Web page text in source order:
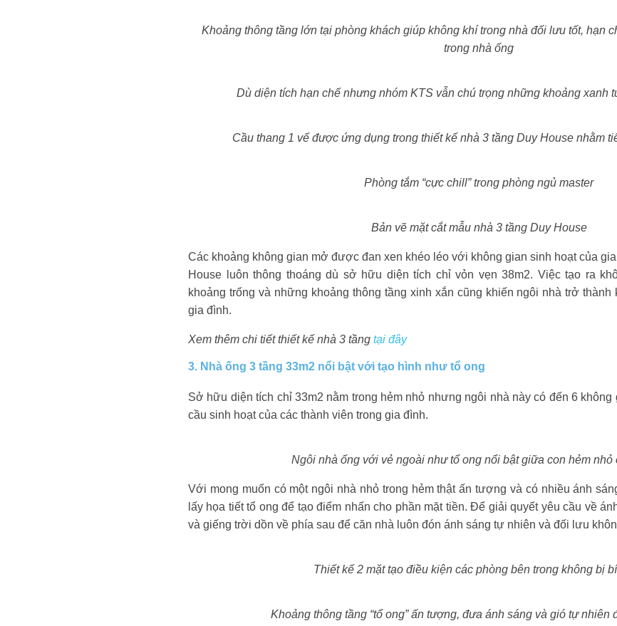
Khoảng thông tầng lớn tại phòng khách giúp không khí trong nhà đối lưu tốt, hạn
trong nhà ống
Dù diện tích hạn chế nhưng nhóm KTS vẫn chú trọng những khoảng xanh
Cầu thang 1 vế được ứng dụng trong thiết kế nhà 3 tầng Duy House nhằm
Phòng tắm “cực chill” trong phòng ngủ master
Bản vẽ mặt cắt mẫu nhà 3 tầng Duy House
Các khoảng không gian mở được đan xen khéo léo với không gian sinh hoạt của
House luôn thông thoáng dù sở hữu diện tích chỉ vỏn vẹn 38m2. Việc tạo ra
khoảng trống và những khoảng thông tầng xinh xắn cũng khiến ngôi nhà trở
gia đình.
Xem thêm chi tiết thiết kế nhà 3 tầng tại đây
3. Nhà ống 3 tầng 33m2 nổi bật với tạo hình như tổ ong
Sở hữu diện tích chỉ 33m2 nằm trong hẻm nhỏ nhưng ngôi nhà này có đến 6 không
cầu sinh hoạt của các thành viên trong gia đình.
Ngôi nhà ống với vẻ ngoài như tổ ong nổi bật giữa con hẻm nhỏ
Với mong muốn có một ngôi nhà nhỏ trong hẻm thật ấn tượng và có nhiều ánh
lấy họa tiết tổ ong để tạo điểm nhấn cho phần mặt tiền. Để giải quyết yêu cầu về
và giếng trời dồn về phía sau để căn nhà luôn đón ánh sáng tự nhiên và đối lưu
Thiết kế 2 mặt tạo điều kiện các phòng bên trong không bị
Khoảng thông tầng “tổ ong” ấn tượng, đưa ánh sáng và gió tự nhiên